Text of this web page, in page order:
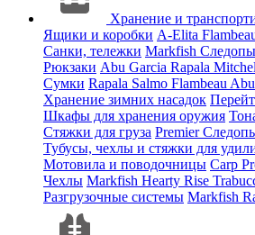
Хранение и
Ящики и коробки A-Elita
Санки, тележки Markfish
Рюкзаки Abu Garcia Rapala
Сумки Rapala Salmo Flambeau
Хранение зимних насадок
Шкафы для хранения оружия
Стяжки для груза Premier
Тубусы, чехлы и стяжки для
Мотовила и поводочницы Carp
Чехлы Markfish Hearty Rise
Разгрузочные системы Markfish